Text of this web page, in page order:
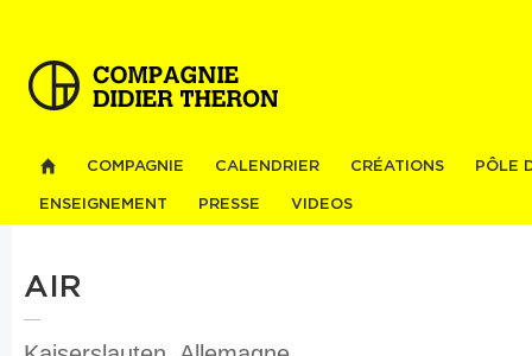
COMPAGNIE CALENDRIER CRÉATIONS PÔLE
ENSEIGNEMENT PRESSE VIDEOS
AIR